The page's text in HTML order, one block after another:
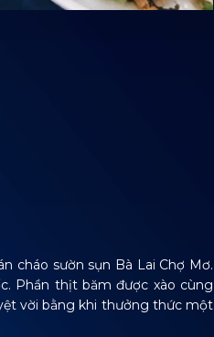
cháo sườn sụn Bà Lai Chợ Mơ.
Phần thịt băm được xào cùng
vời bằng khi thưởng thức một